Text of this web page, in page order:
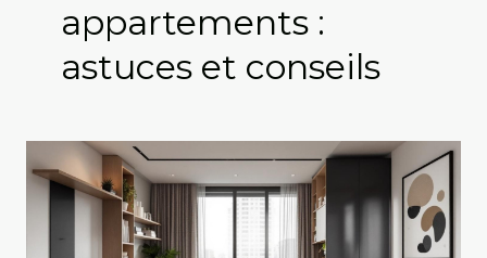
appartements :
astuces et conseils